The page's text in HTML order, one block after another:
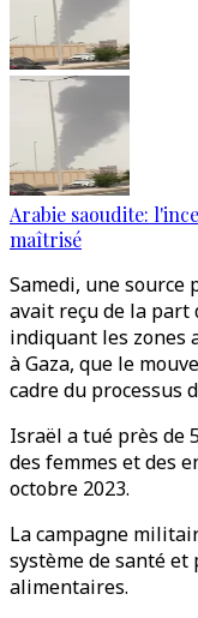
Arabie saoudite:
maîtrisé
Samedi, une source
avait reçu de la part
indiquant les zones
à Gaza, que le
cadre du processus
Israël a tué près de
des femmes et des
octobre 2023.
La campagne
système de santé et
alimentaires.